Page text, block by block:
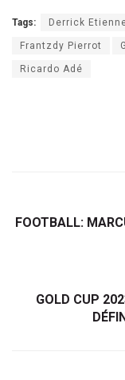
Tags: Derrick
Frantzdy Pierrot
Ricardo Adé
FOOTBALL:
GOLD CUP